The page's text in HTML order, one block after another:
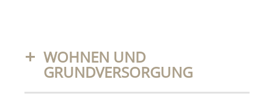
WOHNEN UND
GRUNDVERSORGUNG